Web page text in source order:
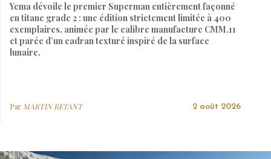
Yema dévoile le premier Superman entièrement façonné
en titane grade 2 : une édition strictement limitée à 400
exemplaires, animée par le calibre manufacture CMM.11
et parée d’un cadran texturé inspiré de la surface
lunaire.
ParMARTIN BETANT 2 août 2026